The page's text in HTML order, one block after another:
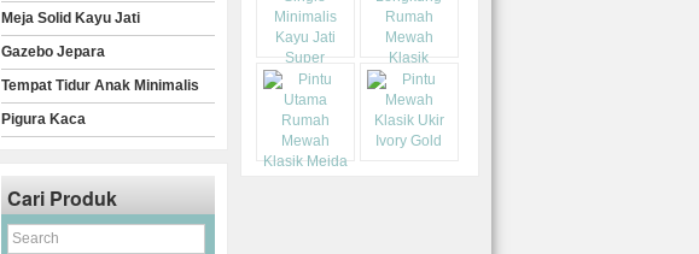
Meja Solid Kayu Jati
Gazebo Jepara
Tempat Tidur Anak Minimalis
Pigura Kaca
Cari Produk